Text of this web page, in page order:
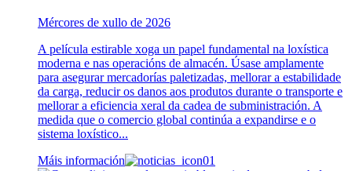
Mércores de xullo de 2026
A película estirable xoga un papel fundamental na loxística
moderna e nas operacións de almacén. Úsase amplamente
para asegurar mercadorías paletizadas, mellorar a estabilidade
da carga, reducir os danos aos produtos durante o transporte e
mellorar a eficiencia xeral da cadea de subministración. A
medida que o comercio global continúa a expandirse e o
sistema loxístico...
Máis información